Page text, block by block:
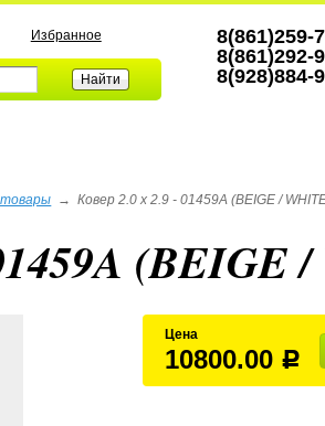
Избранное
8(861)259-
8(861)292-
8(928)884-
→Ковер 2.0 х 2.9 - 01459A (BEIGE /
(BEIGE
Цена
10800.00 Р